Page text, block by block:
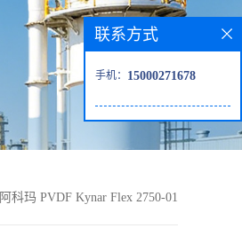
阿科玛 PVDF Kynar Flex 2750-01
联系方式
手机： 15000271678